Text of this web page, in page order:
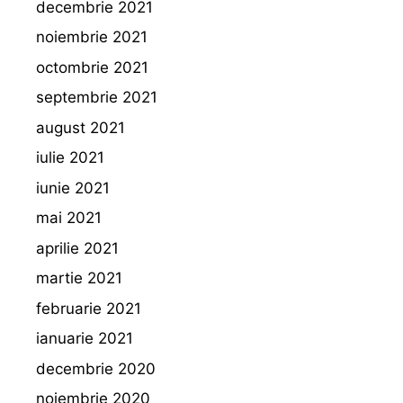
decembrie 2021
noiembrie 2021
octombrie 2021
septembrie 2021
august 2021
iulie 2021
iunie 2021
mai 2021
aprilie 2021
martie 2021
februarie 2021
ianuarie 2021
decembrie 2020
noiembrie 2020